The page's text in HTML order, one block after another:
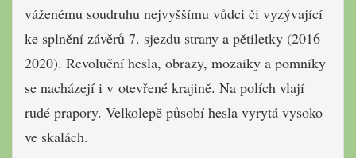
váženému soudruhu nejvyššímu vůdci či vyzývající
ke splnění závěrů 7. sjezdu strany a pětiletky (2016–
2020). Revoluční hesla, obrazy, mozaiky a pomníky
se nacházejí i v otevřené krajině. Na polích vlají
rudé prapory. Velkolepě působí hesla vyrytá vysoko
ve skalách.